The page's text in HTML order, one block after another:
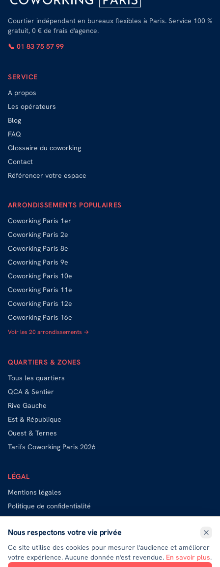
Courtier indépendant en bureaux flexibles à Paris. Service 100 %
gratuit, 0 € de frais d'agence.
📞 01 83 75 57 99
SERVICE
A propos
Les opérateurs
Blog
FAQ
Glossaire du coworking
Contact
Référencer votre espace
ARRONDISSEMENTS POPULAIRES
Coworking Paris 1er
Coworking Paris 2e
Coworking Paris 8e
Coworking Paris 9e
Coworking Paris 10e
Coworking Paris 11e
Coworking Paris 12e
Coworking Paris 16e
Voir les 20 arrondissements →
QUARTIERS & ZONES
Tous les quartiers
QCA & Sentier
Rive Gauche
Est & République
Ouest & Ternes
Tarifs Coworking Paris 2026
LÉGAL
Mentions légales
Politique de confidentialité
Exercer mes droits (DPO)
Les marques et logos présentés sur ce site appartiennent à leurs propriétaires
Nous respectons votre vie privée
Ce site utilise des cookies pour mesurer l'audience et améliorer
votre expérience. Aucune donnée n'est revendue. En savoir plus.